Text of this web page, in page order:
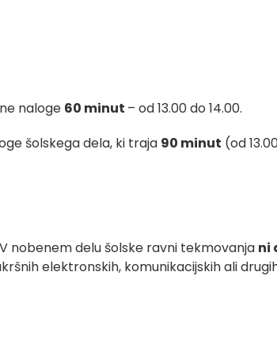
naloge 60 minut – od 13.00 do 14.00.
šolskega dela, ki traja 90 minut (od
nobenem delu šolske ravni tekmovanja ni
elektronskih, komunikacijskih ali